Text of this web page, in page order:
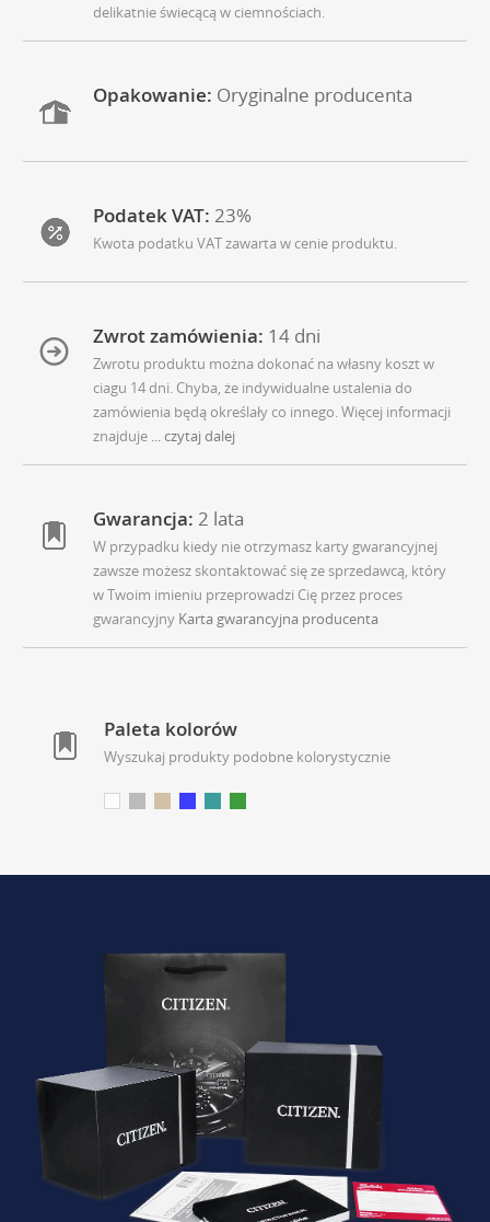
delikatnie świecącą w ciemnościach.
Opakowanie: Oryginalne producenta
Podatek VAT: 23%
Kwota podatku VAT zawarta w cenie produktu.
Zwrot zamówienia: 14 dni
Zwrotu produktu można dokonać na własny koszt w
ciagu 14 dni. Chyba, że indywidualne ustalenia do
zamówienia będą określały co innego. Więcej informacji
znajduje ... czytaj dalej
Gwarancja: 2 lata
W przypadku kiedy nie otrzymasz karty gwarancyjnej
zawsze możesz skontaktować się ze sprzedawcą, który
w Twoim imieniu przeprowadzi Cię przez proces
gwarancyjny Karta gwarancyjna producenta
Paleta kolorów
Wyszukaj produkty podobne kolorystycznie